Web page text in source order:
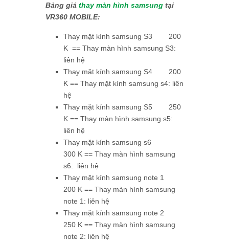
Bảng giá thay màn hình samsung tại
VR360 MOBILE:
Thay mặt kính samsung S3 200
K == Thay màn hình samsung S3:
liên hệ
Thay mặt kính samsung S4 200
K == Thay mặt kính samsung s4: liên
hệ
Thay mặt kính samsung S5 250
K == Thay màn hình samsung s5:
liên hệ
Thay mặt kính samsung s6
300 K == Thay màn hình samsung
s6: liên hệ
Thay mặt kính samsung note 1
200 K == Thay màn hình samsung
note 1: liên hệ
Thay mặt kính samsung note 2
250 K == Thay màn hình samsung
note 2: liên hệ